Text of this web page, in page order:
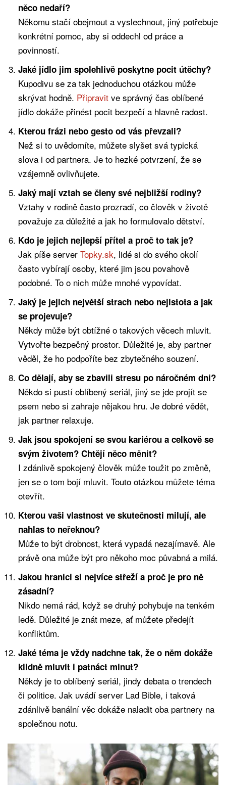
něco nedaří?
Někomu stačí obejmout a vyslechnout, jiný potřebuje
konkrétní pomoc, aby si oddechl od práce a
povinností.
Jaké jídlo jim spolehlivě poskytne pocit útěchy?
Kupodivu se za tak jednoduchou otázkou může
skrývat hodně. Připravit ve správný čas oblíbené
jídlo dokáže přinést pocit bezpečí a hlavně radost.
Kterou frázi nebo gesto od vás převzali?
Než si to uvědomíte, můžete slyšet svá typická
slova i od partnera. Je to hezké potvrzení, že se
vzájemně ovlivňujete.
Jaký mají vztah se členy své nejbližší rodiny?
Vztahy v rodině často prozradí, co člověk v životě
považuje za důležité a jak ho formulovalo dětství.
Kdo je jejich nejlepší přítel a proč to tak je?
Jak píše server Topky.sk, lidé si do svého okolí
často vybírají osoby, které jim jsou povahově
podobné. To o nich může mnohé vypovídat.
Jaký je jejich největší strach nebo nejistota a jak
se projevuje?
Někdy může být obtížné o takových věcech mluvit.
Vytvořte bezpečný prostor. Důležité je, aby partner
věděl, že ho podpoříte bez zbytečného souzení.
Co dělají, aby se zbavili stresu po náročném dni?
Někdo si pustí oblíbený seriál, jiný se jde projít se
psem nebo si zahraje nějakou hru. Je dobré vědět,
jak partner relaxuje.
Jak jsou spokojení se svou kariérou a celkově se
svým životem? Chtějí něco měnit?
I zdánlivě spokojený člověk může toužit po změně,
jen se o tom bojí mluvit. Touto otázkou můžete téma
otevřít.
Kterou vaši vlastnost ve skutečnosti milují, ale
nahlas to neřeknou?
Může to být drobnost, která vypadá nezajímavě. Ale
právě ona může být pro někoho moc půvabná a milá.
Jakou hranici si nejvíce střeží a proč je pro ně
zásadní?
Nikdo nemá rád, když se druhý pohybuje na tenkém
ledě. Důležité je znát meze, ať můžete předejít
konfliktům.
Jaké téma je vždy nadchne tak, že o něm dokáže
klidně mluvit i patnáct minut?
Někdy je to oblíbený seriál, jindy debata o trendech
či politice. Jak uvádí server Lad Bible, i taková
zdánlivě banální věc dokáže naladit oba partnery na
společnou notu.